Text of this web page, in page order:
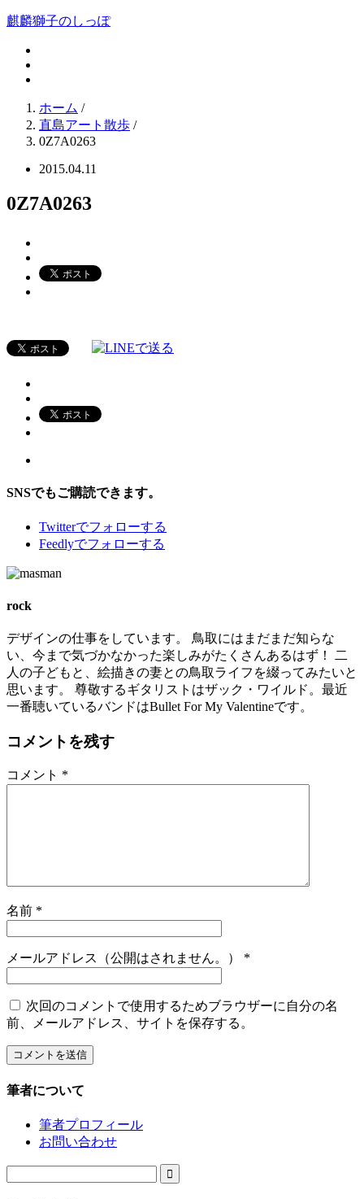
麒麟獅子のしっぽ
ホーム /
直島アート散歩 /
0Z7A0263
2015.04.11
0Z7A0263
SNSでもご購読できます。
Twitterでフォローする
Feedlyでフォローする
rock
デザインの仕事をしています。 鳥取にはまだまだ知らな
い、今まで気づかなかった楽しみがたくさんあるはず！ 二
人の子どもと、絵描きの妻との鳥取ライフを綴ってみたいと
思います。 尊敬するギタリストはザック・ワイルド。最近
一番聴いているバンドはBullet For My Valentineです。
コメントを残す
コメント *
名前 *
メールアドレス（公開はされません。） *
次回のコメントで使用するためブラウザーに自分の名
前、メールアドレス、サイトを保存する。
筆者について
筆者プロフィール
お問い合わせ
